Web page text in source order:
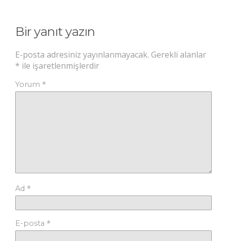
Bir yanıt yazın
E-posta adresiniz yayınlanmayacak. Gerekli alanlar
* ile işaretlenmişlerdir
Yorum *
Ad *
E-posta *